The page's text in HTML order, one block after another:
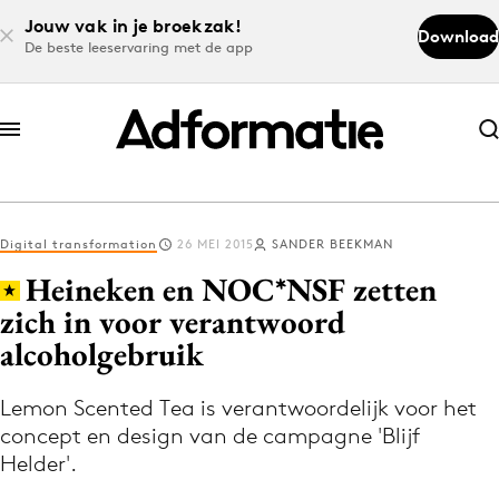
Jouw vak in je broekzak!
De beste leeservaring met de app
Download
Abonneer nu
Abonneer nu
Log in
Download de app
Volg het laatste nieuws via de Adformatie
Nieuws app
Digital transformation 26 MEI 2015 SANDER BEEKMAN
Heineken en NOC*NSF zetten
zich in voor verantwoord
alcoholgebruik
Lemon Scented Tea is verantwoordelijk voor het
concept en design van de campagne 'Blijf
Helder'.